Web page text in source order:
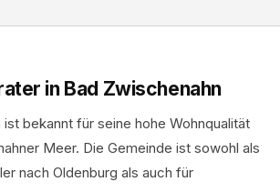
in Bad Zwischenahn
bekannt für seine hohe Wohnqualität
Meer. Die Gemeinde ist sowohl als
nach Oldenburg als auch für